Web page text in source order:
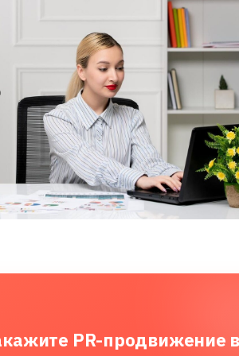
PR-продвижение